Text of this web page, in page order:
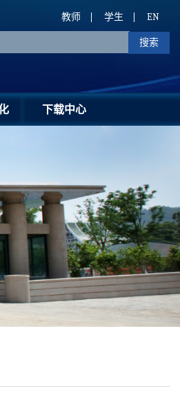
教师 学生 EN
下载中心